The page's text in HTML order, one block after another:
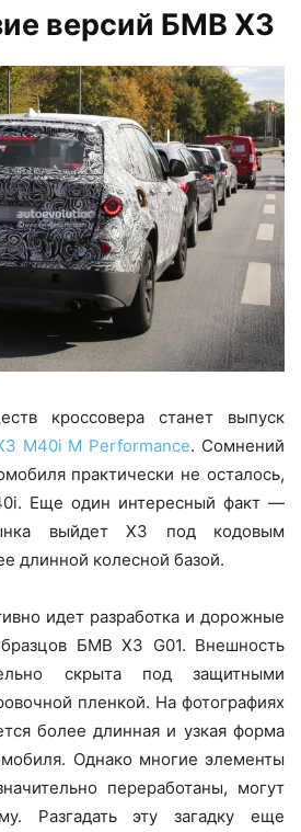
версий БМВ Х3
кроссовера станет выпуск
M40i M Performance. Сомнений
практически не осталось,
Еще один интересный факт —
выйдет X3 под кодовым
длинной колесной базой.
идет разработка и дорожные
БМВ Х3 G01. Внешность
скрыта под защитными
пленкой. На фотографиях
более длинная и узкая форма
Однако многие элементы
переработаны, могут
Разгадать эту загадку еще